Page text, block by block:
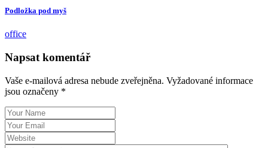
Podložka pod myš
office
Napsat komentář
Vaše e-mailová adresa nebude zveřejněna. Vyžadované informace
jsou označeny *